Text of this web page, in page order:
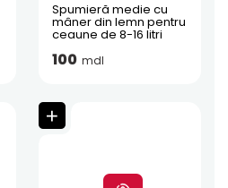
Spumieră medie cu
mâner din lemn pentru
ceaune de 8-16 litri
100 mdl